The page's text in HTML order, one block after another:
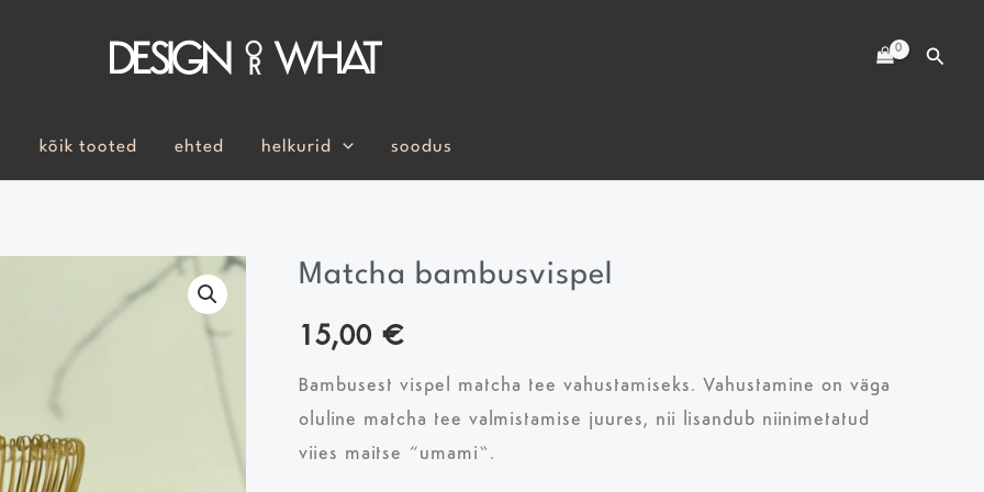
kõik tooted ehted helkurid soodus
Matcha bambusvispel
15,00 €
Bambusest vispel matcha tee vahustamiseks. Vahustamine on väga
oluline matcha tee valmistamise juures, nii lisandub niinimetatud
viies maitse “umami”.
Matcha
kogus